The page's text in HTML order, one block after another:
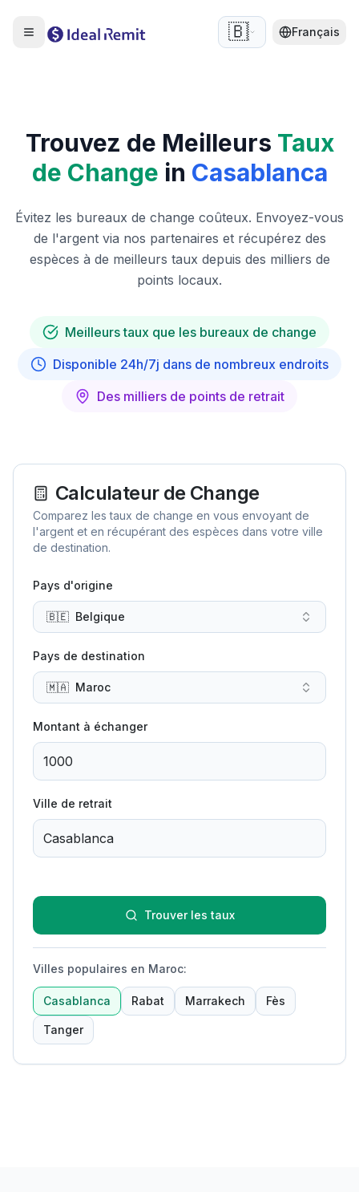
🇧🇪 Français
Trouvez de Meilleurs Taux
de Change in Casablanca
Évitez les bureaux de change coûteux. Envoyez-vous
de l'argent via nos partenaires et récupérez des
espèces à de meilleurs taux depuis des milliers de
points locaux.
Meilleurs taux que les bureaux de change
Disponible 24h/7j dans de nombreux endroits
Des milliers de points de retrait
Calculateur de Change
Comparez les taux de change en vous envoyant de
l'argent et en récupérant des espèces dans votre ville
de destination.
Pays d'origine
🇧🇪 Belgique
Pays de destination
🇲🇦 Maroc
Montant à échanger
Ville de retrait
Trouver les taux
Villes populaires en Maroc:
Casablanca Rabat Marrakech Fès
Tanger